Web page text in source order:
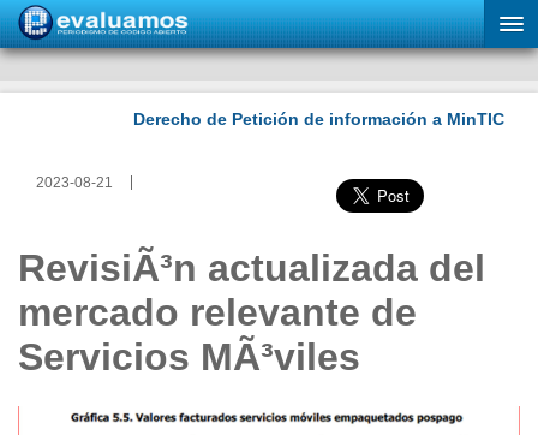
2023-08-21
RevisiÃ³n actualizada del
mercado relevante de
Servicios MÃ³viles